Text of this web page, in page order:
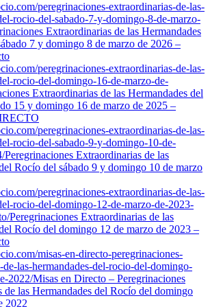
peregrinaciones-extraordinarias-de-las-
rocio-del-sabado-7-y-domingo-8-de-marzo-
Extraordinarias de las Hermandades
7 y domingo 8 de marzo de 2026 –
peregrinaciones-extraordinarias-de-las-
rocio-del-domingo-16-de-marzo-de-
Extraordinarias de las Hermandades del
15 y domingo 16 de marzo de 2025 –
peregrinaciones-extraordinarias-de-las-
rocio-del-sabado-9-y-domingo-10-de-
Peregrinaciones Extraordinarias de las
Rocío del sábado 9 y domingo 10 de marzo
peregrinaciones-extraordinarias-de-las-
rocio-del-domingo-12-de-marzo-de-2023-
Peregrinaciones Extraordinarias de las
Rocío del domingo 12 de marzo de 2023 –
misas-en-directo-peregrinaciones-
de-las-hermandades-del-rocio-del-domingo-
2022/Misas en Directo – Peregrinaciones
de las Hermandades del Rocío del domingo
2022